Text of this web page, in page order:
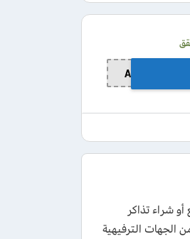
AK25
التطبيق في بيع أو شراء تذاكر
الجهات الترفيهية